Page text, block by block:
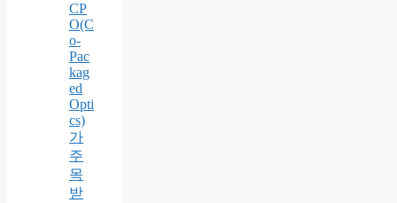
CP
O(C
o-
Pac
kag
ed
Opti
cs)
가
주
목
받